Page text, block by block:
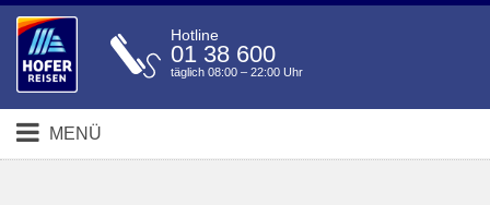
Hotline
01 38 600
täglich 08:00 – 22:00 Uhr
MENÜ